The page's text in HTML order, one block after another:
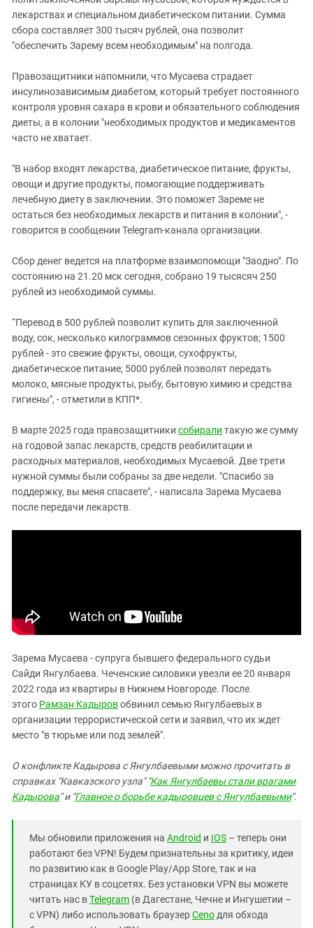
лекарствах и специальном диабетическом питании. Сумма
сбора составляет 300 тысяч рублей, она позволит
"обеспечить Зарему всем необходимым" на полгода.
Правозащитники напомнили, что Мусаева страдает
инсулинозависимым диабетом, который требует постоянного
контроля уровня сахара в крови и обязательного соблюдения
диеты, а в колонии "необходимых продуктов и медикаментов
часто не хватает.
"В набор входят лекарства, диабетическое питание, фрукты,
овощи и другие продукты, помогающие поддерживать
лечебную диету в заключении. Это поможет Зареме не
остаться без необходимых лекарств и питания в колонии", -
говорится в сообщении Telegram-канала организации.
Сбор денег ведется на платформе взаимопомощи "Заодно". По
состоянию на 21.20 мск сегодня, собрано 19 тысясяч 250
рублей из необходимой суммы.
“Перевод в 500 рублей позволит купить для заключенной
воду, сок, несколько килограммов сезонных фруктов; 1500
рублей - это свежие фрукты, овощи, сухофрукты,
диабетическое питание; 5000 рублей позволят передать
молоко, мясные продукты, рыбу, бытовую химию и средства
гигиены", - отметили в КПП*.
В марте 2025 года правозащитники собирали такую же сумму
на годовой запас лекарств, средств реабилитации и
расходных материалов, необходимых Мусаевой. Две трети
нужной суммы были собраны за две недели. "Спасибо за
поддержку, вы меня спасаете", - написала Зарема Мусаева
после передачи лекарств.
Зарема Мусаева - супруга бывшего федерального судьи
Сайди Янгулбаева. Чеченские силовики увезли ее 20 января
2022 года из квартиры в Нижнем Новгороде. После
этого Рамзан Кадыровобвинил семью Янгулбаевых в
организации террористической сети и заявил, что их ждет
место "в тюрьме или под землей".
О конфликте Кадырова с Янгулбаевыми можно прочитать в
справках "Кавказского узла" "Как Янгулбаевы стали врагами
Кадырова" и "Главное о борьбе кадыровцев с Янгулбаевыми".
Мы обновили приложения на Android и IOS – теперь они
работают без VPN! Будем признательны за критику, идеи
по развитию как в Google Play/App Store, так и на
страницах КУ в соцсетях. Без установки VPN вы можете
читать нас вTelegram (в Дагестане, Чечне и Ингушетии –
с VPN) либо использовать браузерCeno для обхода